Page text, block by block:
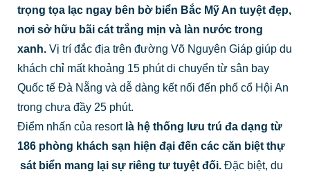
trọng tọa lạc ngay bên bờ biển Bắc Mỹ An tuyệt đẹp,
nơi sở hữu bãi cát trắng mịn và làn nước trong
xanh.Vị trí đắc địa trên đường Võ Nguyên Giáp giúp du
khách chỉ mất khoảng 15 phút di chuyển từ sân bay
Quốc tế Đà Nẵng và dễ dàng kết nối đến phố cổ Hội An
trong chưa đầy 25 phút.
Điểm nhấn của resort là hệ thống lưu trú đa dạng từ
186 phòng khách sạn hiện đại đến các căn biệt thự
sát biển mang lại sự riêng tư tuyệt đối.Đặc biệt, du